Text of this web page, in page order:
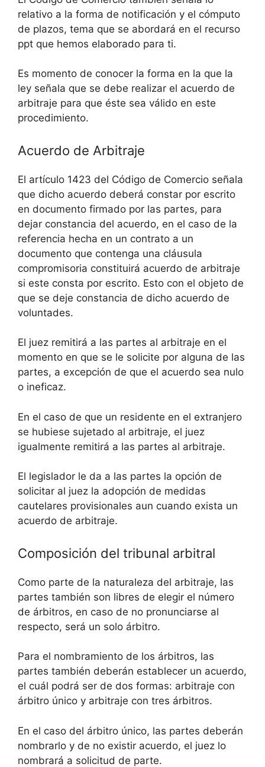
relativo a la forma de notificación y el cómputo
de plazos, tema que se abordará en el recurso
ppt que hemos elaborado para ti.
Es momento de conocer la forma en la que la
ley señala que se debe realizar el acuerdo de
arbitraje para que éste sea válido en este
procedimiento.
Acuerdo de Arbitraje
El artículo 1423 del Código de Comercio señala
que dicho acuerdo deberá constar por escrito
en documento firmado por las partes, para
dejar constancia del acuerdo, en el caso de la
referencia hecha en un contrato a un
documento que contenga una cláusula
compromisoria constituirá acuerdo de arbitraje
si este consta por escrito. Esto con el objeto de
que se deje constancia de dicho acuerdo de
voluntades.
El juez remitirá a las partes al arbitraje en el
momento en que se le solicite por alguna de las
partes, a excepción de que el acuerdo sea nulo
o ineficaz.
En el caso de que un residente en el extranjero
se hubiese sujetado al arbitraje, el juez
igualmente remitirá a las partes al arbitraje.
El legislador le da a las partes la opción de
solicitar al juez la adopción de medidas
cautelares provisionales aun cuando exista un
acuerdo de arbitraje.
Composición del tribunal arbitral
Como parte de la naturaleza del arbitraje, las
partes también son libres de elegir el número
de árbitros, en caso de no pronunciarse al
respecto, será un solo árbitro.
Para el nombramiento de los árbitros, las
partes también deberán establecer un acuerdo,
el cuál podrá ser de dos formas: arbitraje con
árbitro único y arbitraje con tres árbitros.
En el caso del árbitro único, las partes deberán
nombrarlo y de no existir acuerdo, el juez lo
nombrará a solicitud de parte.